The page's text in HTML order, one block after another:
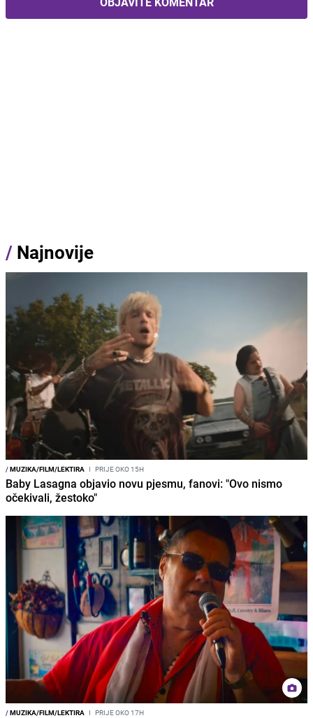
/ Najnovije
/MUZIKA/FILM/LEKTIRA I PRIJE OKO 15H
Baby Lasagna objavio novu pjesmu, fanovi: "Ovo nismo
očekivali, žestoko"
/MUZIKA/FILM/LEKTIRA I PRIJE OKO 17H